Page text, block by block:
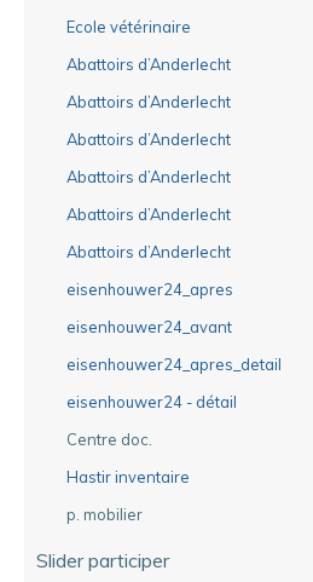
Ecole vétérinaire
Abattoirs d’Anderlecht
Abattoirs d’Anderlecht
Abattoirs d’Anderlecht
Abattoirs d’Anderlecht
Abattoirs d’Anderlecht
Abattoirs d’Anderlecht
eisenhouwer24_apres
eisenhouwer24_avant
eisenhouwer24_apres_detail
eisenhouwer24 - détail
Centre doc.
Hastir inventaire
p. mobilier
Slider participer